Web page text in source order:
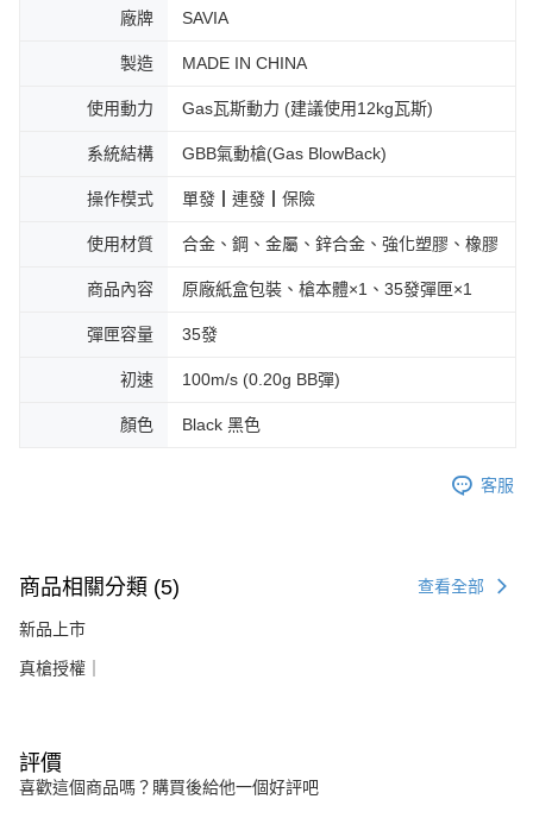
廠牌 SAVIA
製造 MADE IN CHINA
使用動力 Gas瓦斯動力 (建議使用12kg瓦斯)
系統結構 GBB氣動槍(Gas BlowBack)
操作模式 單發┃連發┃保險
使用材質 合金、鋼、金屬、鋅合金、強化塑膠、橡膠
商品內容 原廠紙盒包裝、槍本體×1、35發彈匣×1
彈匣容量 35發
初速 100m/s (0.20g BB彈)
顏色 Black 黑色
客服
商品相關分類 (5) 查看全部
新品上市
真槍授權｜
評價
喜歡這個商品嗎？購買後給他一個好評吧